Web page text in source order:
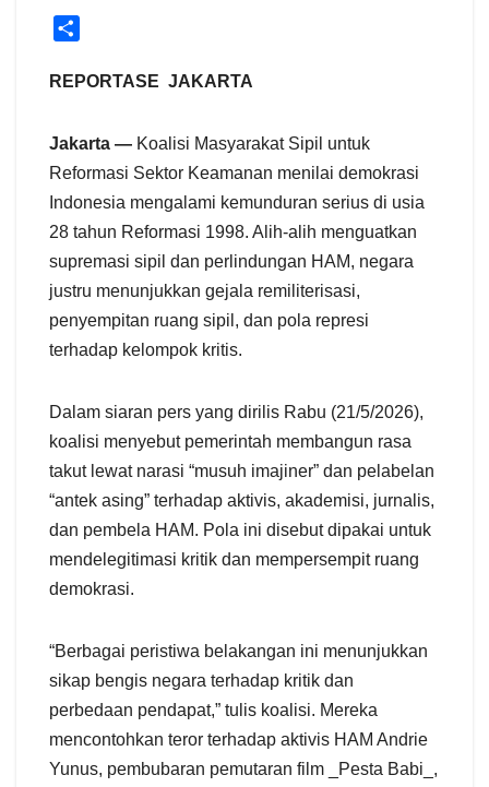
a
REPORTASE JAKARTA
Jakarta — Koalisi Masyarakat Sipil untuk
Reformasi Sektor Keamanan menilai demokrasi
Indonesia mengalami kemunduran serius di usia
28 tahun Reformasi 1998. Alih-alih menguatkan
supremasi sipil dan perlindungan HAM, negara
justru menunjukkan gejala remiliterisasi,
penyempitan ruang sipil, dan pola represi
terhadap kelompok kritis.
Dalam siaran pers yang dirilis Rabu (21/5/2026),
koalisi menyebut pemerintah membangun rasa
takut lewat narasi “musuh imajiner” dan pelabelan
“antek asing” terhadap aktivis, akademisi, jurnalis,
dan pembela HAM. Pola ini disebut dipakai untuk
mendelegitimasi kritik dan mempersempit ruang
demokrasi.
“Berbagai peristiwa belakangan ini menunjukkan
sikap bengis negara terhadap kritik dan
perbedaan pendapat,” tulis koalisi. Mereka
mencontohkan teror terhadap aktivis HAM Andrie
Yunus, pembubaran pemutaran film _Pesta Babi_,